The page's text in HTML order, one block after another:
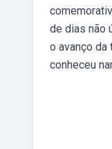
de dias não
o avanço da
conheceu